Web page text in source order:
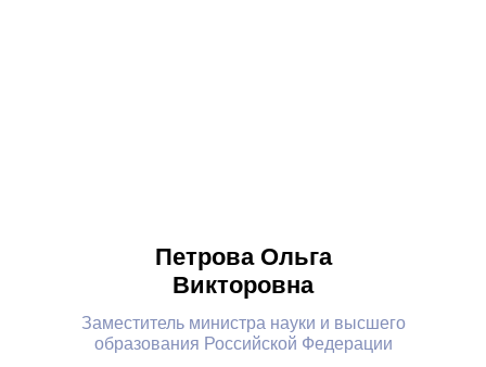
Петрова Ольга
Викторовна
Заместитель министра науки и высшего
образования Российской Федерации